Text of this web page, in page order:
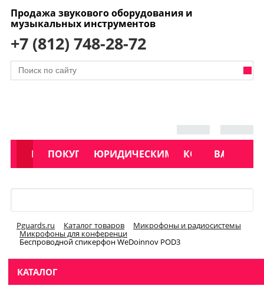
Продажа звукового оборудования и
музыкальных инструментов
+7 (812) 748-28-72
АКЦИИ
КАТАЛОГ
ПОКУПАТЕЛЯМЮРИДИЧЕСКИМ ЛИЦАМКОНТАКТЫ
УСЛУГИ
Pguards.ru Каталог товаров Микрофоны и радиосистемы
Микрофоны для конференци
Беспроводной спикерфон WeDoinnov POD3
КАТАЛОГ